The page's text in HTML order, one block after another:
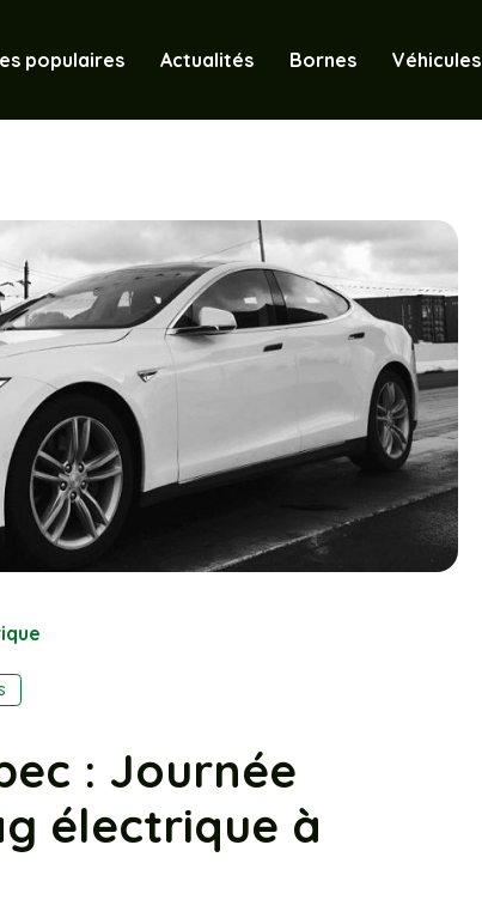
populaires Actualités Bornes Véhicules
: Journée
électrique à